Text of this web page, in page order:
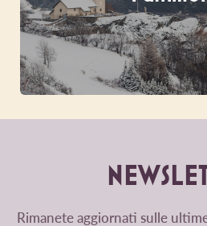
Rimanete aggiornati sulle